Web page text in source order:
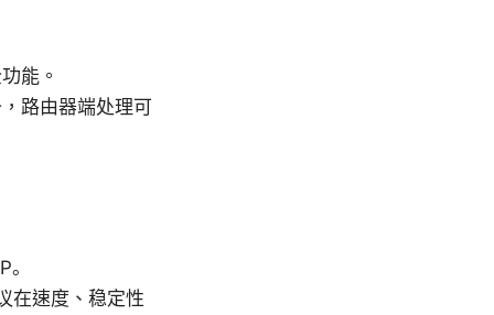
能。
路由器端处理可
在速度、稳定性